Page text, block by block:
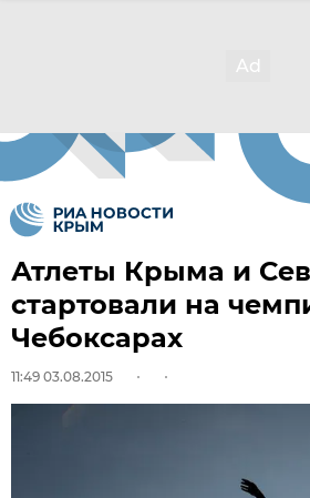
Атлеты Крыма и
стартовали на
Чебоксарах
11:49 03.08.2015